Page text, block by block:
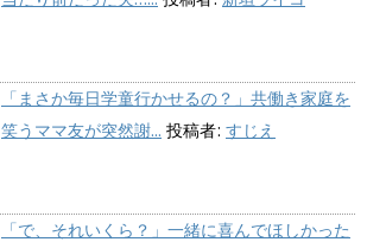
「まさか毎日学童行かせるの？」共働き家庭を
笑うママ友が突然謝... 投稿者: すじえ
「で、それいくら？」一緒に喜んでほしかった